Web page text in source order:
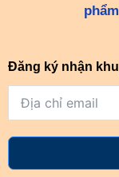
Đăng ký nhận